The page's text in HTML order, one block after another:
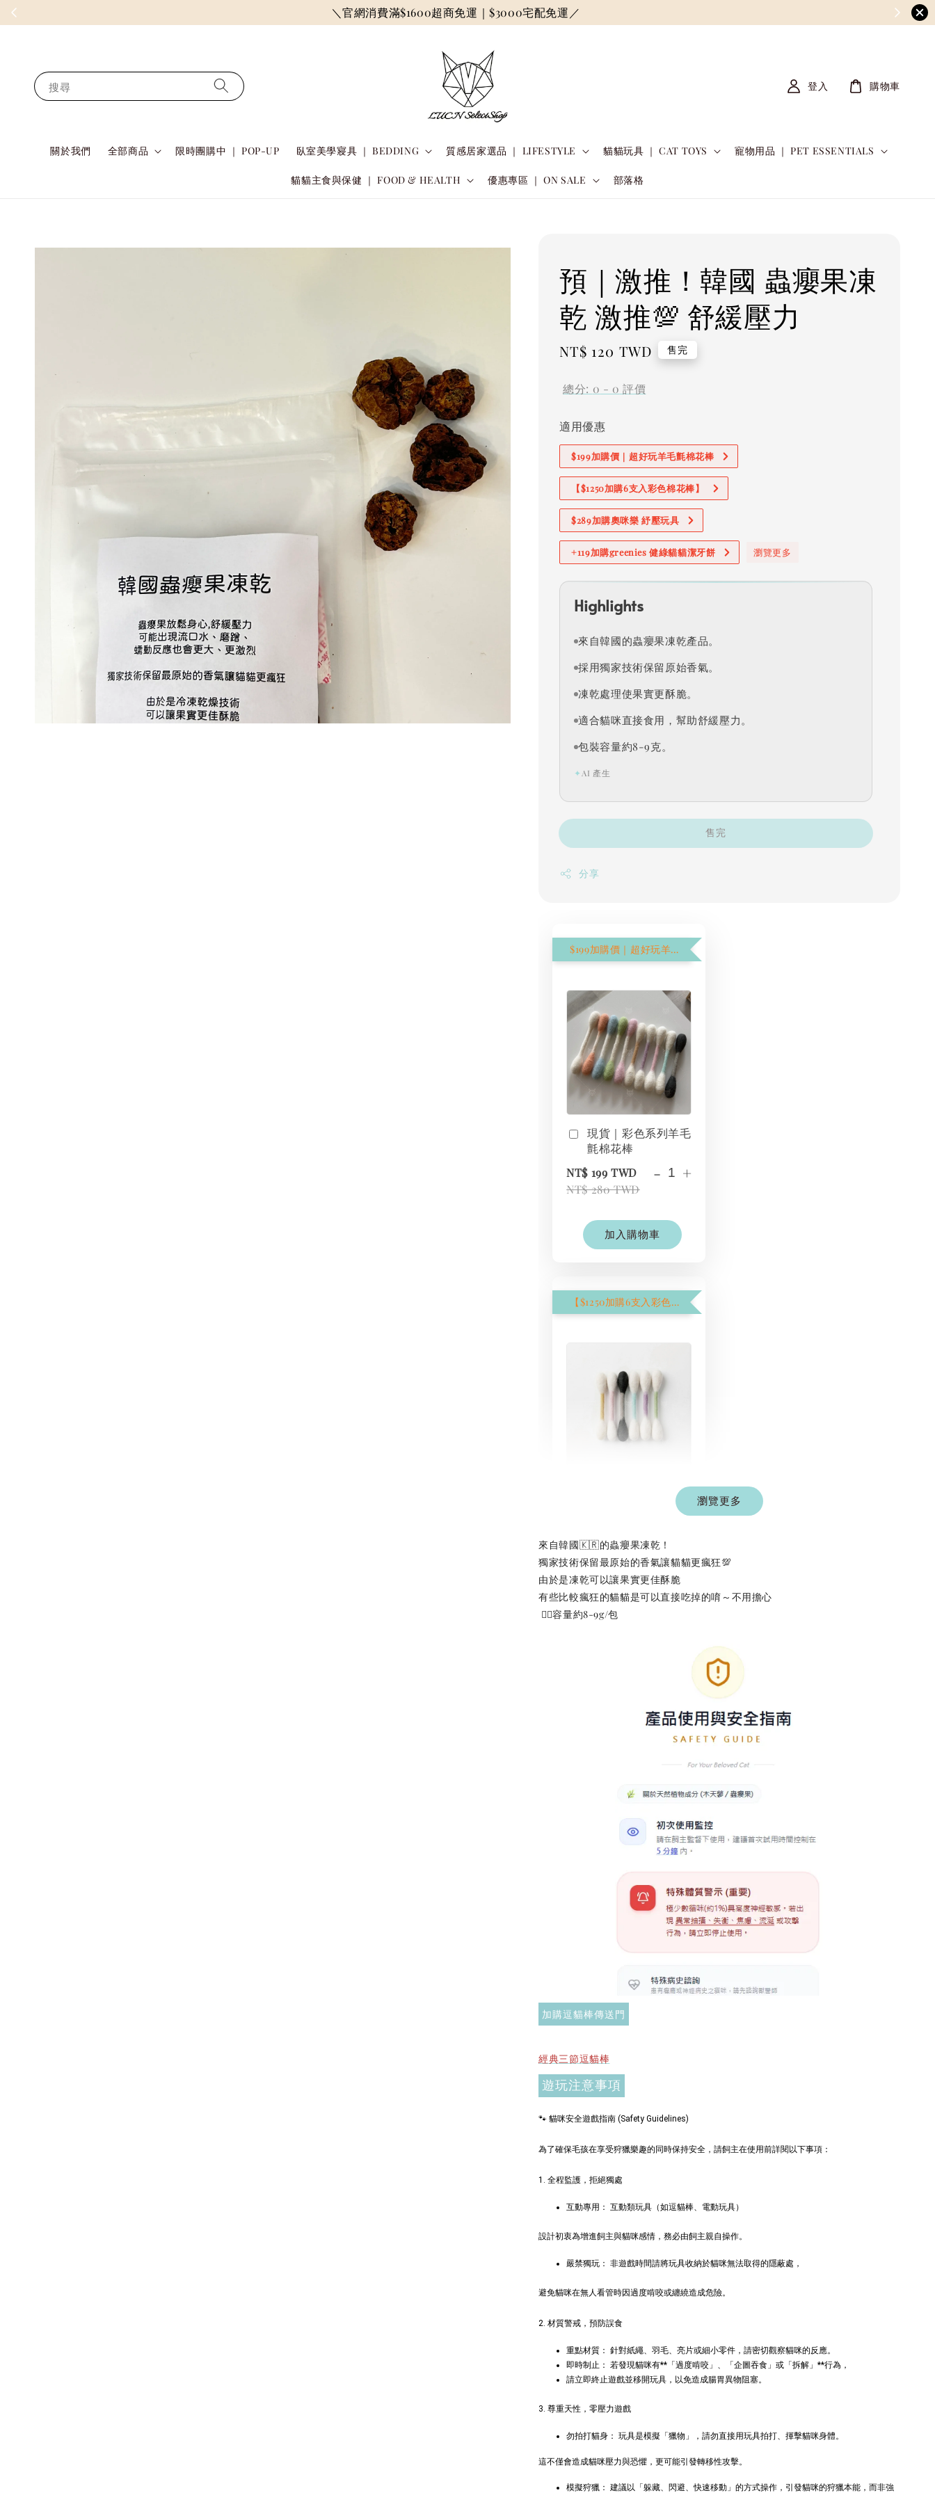
＼官網消費滿$1600超商免運｜$3000宅配免運／
搜尋
關於我們 全部商品 限時團購中 ｜ POP-UP 臥室美學寢具 ｜ BEDDING 質感居家選品 ｜ LIFESTYLE 貓貓玩具 ｜ CAT TOYS 寵物用品 ｜ PET ESSENTIALS
貓貓主食與保健 ｜ FOOD & HEALTH 優惠專區 ｜ ON SALE 部落格
登入 購物車
預｜激推！韓國 蟲癭果凍
乾 激推💯 舒緩壓力
Regular
NT$ 120 TWD 售完
總分: 0 - 0 評價
適用優惠
$199加購價｜超好玩羊毛氈棉花棒
【$1250加購6支入彩色棉花棒】
$289加購奧咪樂 紓壓玩具
+119加購greenies 健綠貓貓潔牙餅 瀏覽更多
Highlights
來自韓國的蟲癭果凍乾產品。
採用獨家技術保留原始香氣。
凍乾處理使果實更酥脆。
適合貓咪直接食用，幫助舒緩壓力。
包裝容量約8-9克。
✦ AI 產生
售完
分享
$199加購價｜超好玩羊毛氈棉花棒
現貨｜彩色系列羊毛
氈棉花棒
NT$ 199 TWD
NT$ 280 TWD
- +
加入購物車
【$1250加購6支入彩色棉花棒】
現貨｜彩色系列羊毛
NT$ 1,500 TWD
加入購物車
現貨｜德國
Aumüller 奧咪樂｜
貓草纈草根玩具｜毛
毛雪貂
NT$ 289 TWD
- +
德國 Aumüller 奧咪
荷+木天蓼+纈草根
NT$ 289 TWD
NT$ 300 TWD
-
牙餅
NT$ 145 TWD
加入購物車
瀏覽更多
來自韓國🇰🇷的蟲癭果凍乾！
獨家技術保留最原始的香氣讓貓貓更瘋狂💯
由於是凍乾可以讓果實更佳酥脆
有些比較瘋狂的貓貓是可以直接吃掉的唷～不用擔心
👉🏻容量約8-9g/包
加購逗貓棒傳送門
經典三節逗貓棒
遊玩注意事項
🐾 貓咪安全遊戲指南 (Safety Guidelines)
為了確保毛孩在享受狩獵樂趣的同時保持安全，請飼主在使用前詳閱以下事項：
1. 全程監護，拒絕獨處
互動專用： 互動類玩具（如逗貓棒、電動玩具）
設計初衷為增進飼主與貓咪感情，務必由飼主親自操作。
嚴禁獨玩： 非遊戲時間請將玩具收納於貓咪無法取得的隱蔽處，
避免貓咪在無人看管時因過度啃咬或纏繞造成危險。
2. 材質警戒，預防誤食
重點材質： 針對紙繩、羽毛、亮片或細小零件，請密切觀察貓咪的反應。
即時制止： 若發現貓咪有**「過度啃咬」、「企圖吞食」或「拆解」**行為，
請立即終止遊戲並移開玩具，以免造成腸胃異物阻塞。
3. 尊重天性，零壓力遊戲
勿拍打貓身： 玩具是模擬「獵物」，請勿直接用玩具拍打、揮擊貓咪身體。
這不僅會造成貓咪壓力與恐懼，更可能引發轉移性攻擊。
模擬狩獵： 建議以「躲藏、閃避、快速移動」的方式操作，引發貓咪的狩獵本能，而非強